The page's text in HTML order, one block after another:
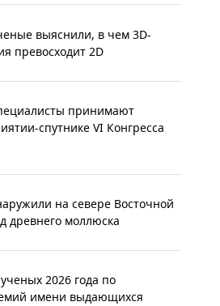
выяснили, в чем 3D-
превосходит 2D
принимают
спутнике VI Конгресса
на севере Восточной
древнего моллюска
2026 года по
имени выдающихся